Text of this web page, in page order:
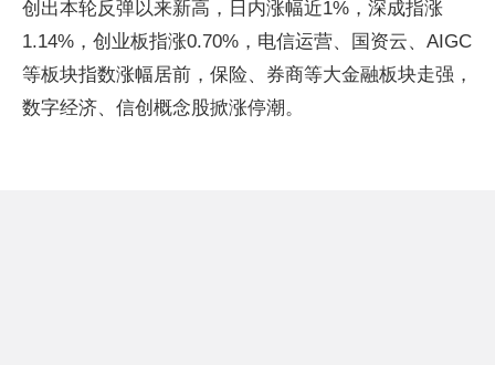
创出本轮反弹以来新高，日内涨幅近1%，深成指涨
1.14%，创业板指涨0.70%，电信运营、国资云、AIGC
等板块指数涨幅居前，保险、券商等大金融板块走强，
数字经济、信创概念股掀涨停潮。